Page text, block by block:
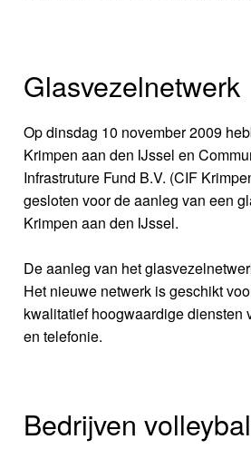
Glasvezelnetwerk
Op dinsdag 10 november 2009
Krimpen aan den IJssel en
Infrastruture Fund B.V. (CIF
gesloten voor de aanleg van een
Krimpen aan den IJssel.
De aanleg van het
Het nieuwe netwerk is geschikt
kwalitatief hoogwaardige diensten
en telefonie.
Bedrijven